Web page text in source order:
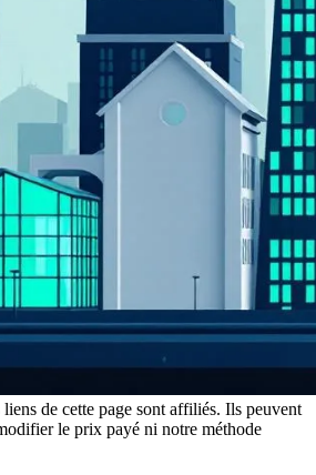
liens de cette page sont affiliés. Ils peuvent
le prix payé ni notre méthode